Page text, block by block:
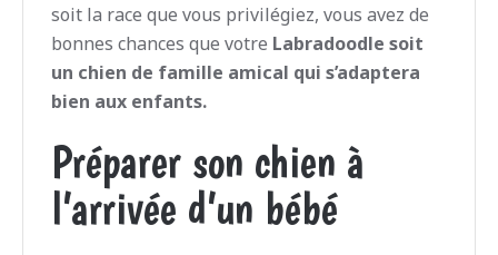
soit la race que vous privilégiez, vous avez de
bonnes chances que votre Labradoodle soit
un chien de famille amical qui s’adaptera
bien aux enfants.
Préparer son chien à
l’arrivée d’un bébé